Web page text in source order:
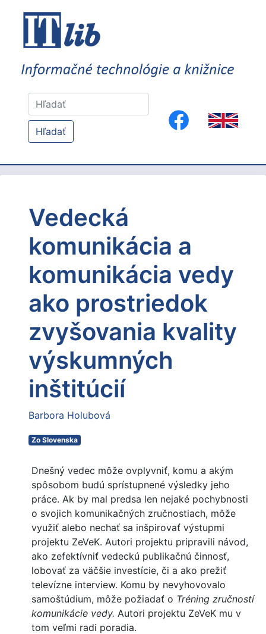
Hľadať
Vedecká
komunikácia a
komunikácia vedy
ako prostriedok
zvyšovania kvality
výskumných
inštitúcií
Barbora Holubová
Zo Slovenska
Dnešný vedec môže ovplyvniť, komu a akým
spôsobom budú sprístupnené výsledky jeho
práce. Ak by mal predsa len nejaké pochybnosti
o svojich komunikačných zručnostiach, môže
využiť alebo nechať sa inšpirovať výstupmi
projektu ZeVeK. Autori projektu pripravili návod,
ako zefektívniť vedeckú publikačnú činnosť,
lobovať za väčšie investície, či a ako prežiť
televízne interview. Komu by nevyhovovalo
samoštúdium, môže požiadať o Tréning zručností
komunikácie vedy. Autori projektu ZeVeK mu v
tom veľmi radi poradia.